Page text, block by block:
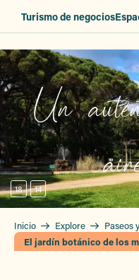
principal
Turismo de negocios
Un
18 14
Inicio Explore
Paseos
El jardín botánico de los